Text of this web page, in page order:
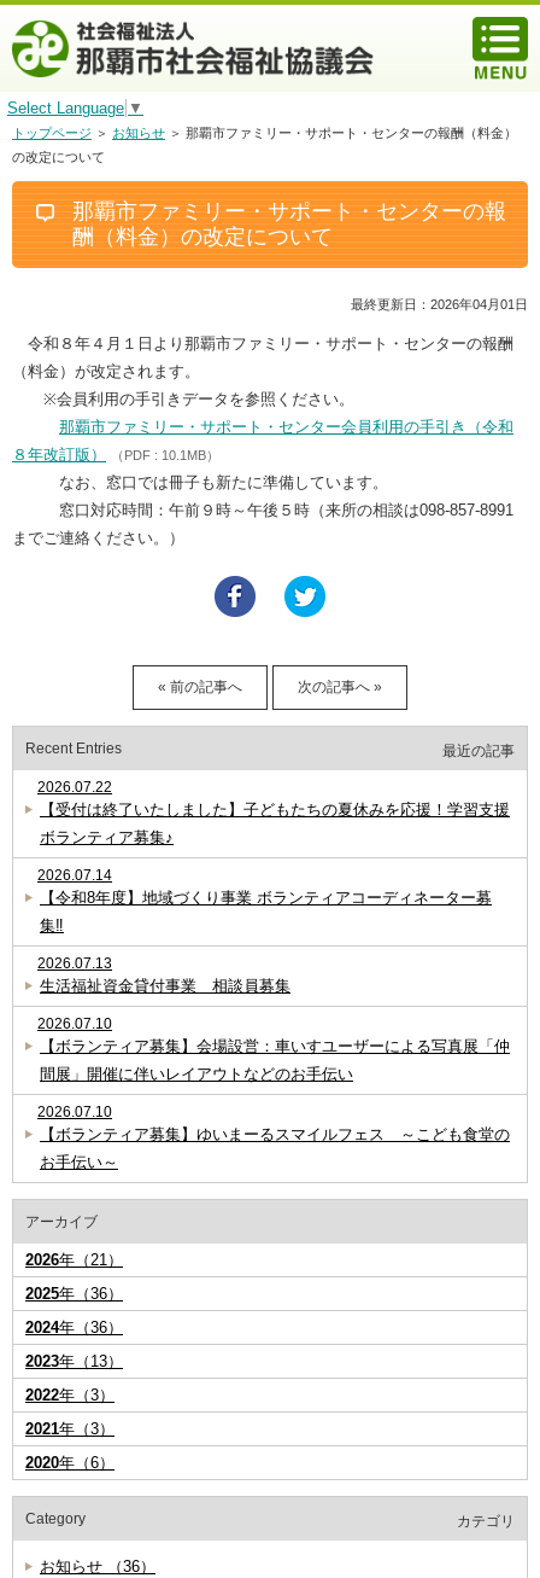
Select Language ▼
トップページ ＞ お知らせ ＞ 那覇市ファミリー・サポート・センターの報酬（料金）
の改定について
那覇市ファミリー・サポート・センターの報
酬（料金）の改定について
最終更新日：2026年04月01日
令和８年４月１日より那覇市ファミリー・サポート・センターの報酬
（料金）が改定されます。
※会員利用の手引きデータを参照ください。
那覇市ファミリー・サポート・センター会員利用の手引き（令和
８年改訂版）
（PDF : 10.1MB）
なお、窓口では冊子も新たに準備しています。
窓口対応時間：午前９時～午後５時（来所の相談は098-857-8991
までご連絡ください。）
« 前の記事へ 次の記事へ »
Recent Entries 最近の記事
2026.07.22
【受付は終了いたしました】子どもたちの夏休みを応援！学習支援
ボランティア募集♪
2026.07.14
【令和8年度】地域づくり事業 ボランティアコーディネーター募
集‼
2026.07.13
生活福祉資金貸付事業 相談員募集
2026.07.10
【ボランティア募集】会場設営：車いすユーザーによる写真展「仲
間展」開催に伴いレイアウトなどのお手伝い
2026.07.10
【ボランティア募集】ゆいまーるスマイルフェス ～こども食堂の
お手伝い～
アーカイブ
2026年（21）
2025年（36）
2024年（36）
2023年（13）
2022年（3）
2021年（3）
2020年（6）
Category カテゴリ
お知らせ （36）